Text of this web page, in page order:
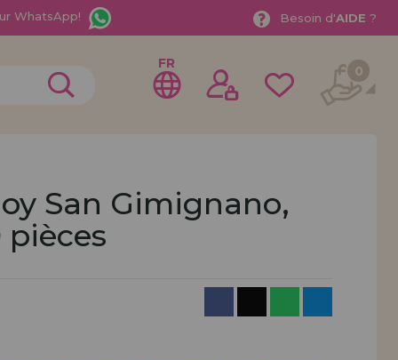
WhatsApp! Besoin d'AIDE ?
en tant que
FR 0
San Gimignano,
pièces